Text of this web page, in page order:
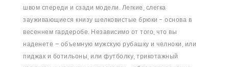
швом спереди и сзади модели. Легкие, слегка
зауживающиеся книзу шелковистые брюки - основа в
весеннем гардеробе. Независимо от того, что вы
наденете – объемную мужскую рубашку и челноки, или
пиджак и ботильоны, или футболку, трикотажный